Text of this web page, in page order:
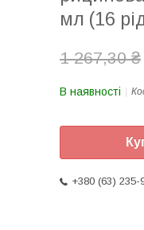
мл (16
1 267,30 ₴
В наявності
+380 (63) 235-